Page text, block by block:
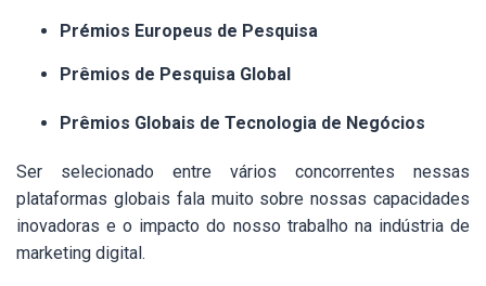
Prémios Europeus de Pesquisa
Prêmios de Pesquisa Global
Prêmios Globais de Tecnologia de Negócios
Ser selecionado entre vários concorrentes nessas
plataformas globais fala muito sobre nossas capacidades
inovadoras e o impacto do nosso trabalho na indústria de
marketing digital.